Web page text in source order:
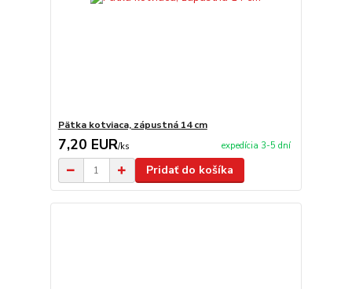
Pätka kotviaca, zápustná 14 cm
7,20 EUR/ks expedícia 3-5 dní
Pridať do košíka